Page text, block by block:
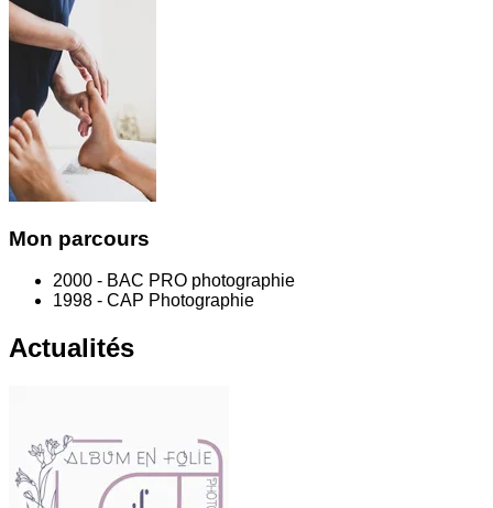
Mon parcours
2000 - BAC PRO photographie
1998 - CAP Photographie
Actualités